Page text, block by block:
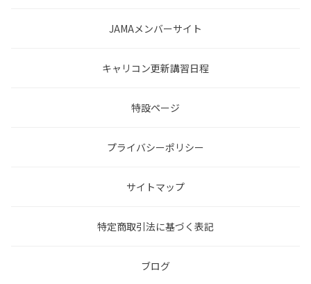
JAMAメンバーサイト
キャリコン更新講習日程
特設ページ
プライバシーポリシー
サイトマップ
特定商取引法に基づく表記
ブログ